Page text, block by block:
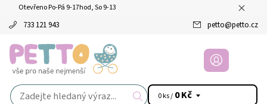
Otevřeno Po-Pá 9-17hod, So 9-13
733 121 943 petto@petto.cz
0 ks / 0 Kč